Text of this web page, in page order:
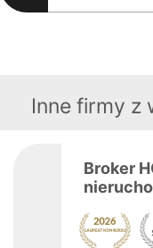
Inne firmy z
Broker